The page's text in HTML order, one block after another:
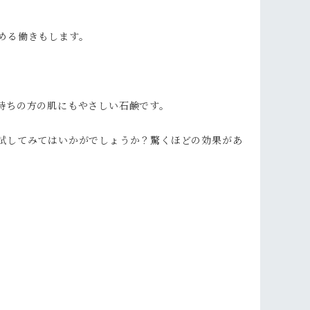
働きもします。
の方の肌にもやさしい石鹸です。
てみてはいかがでしょうか？驚くほどの効果があ